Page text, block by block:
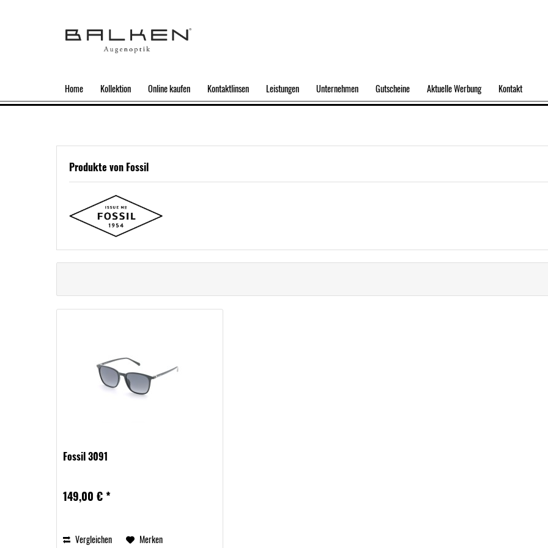
Home Kollektion Online kaufen Kontaktlinsen Leistungen Unternehmen Gutscheine Aktuelle Werbung Kontakt
Produkte von Fossil
Fossil 3091
149,00 € *
Vergleichen Merken